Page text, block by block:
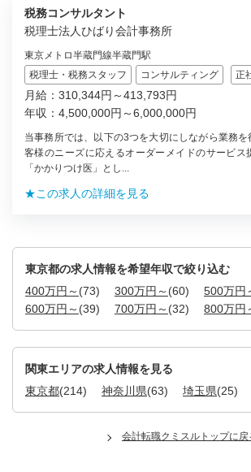
税務コンサルタント
税理士法人ひばり会計事務所
東京メトロ半蔵門線半蔵門駅
税理士・税務スタッフ
コンサルティング 正
月給：310,344円～413,793円
年収：4,500,000円～6,000,000円
当事務所では、以下の3つを大切にしながら業務
客様のニーズに応えるオーダーメイドのサービ
「かかりつけ医」とし...
★この求人の詳細を見る
東京都の求人情報を希望年収で絞り込む
400万円～ (73) 300万円～ (60) 500万円
600万円～ (39) 700万円～ (32) 800万円
関東エリアの求人情報を見る
東京都(214) 神奈川県(63) 埼玉県(25)
会計転職クミスルトップに戻